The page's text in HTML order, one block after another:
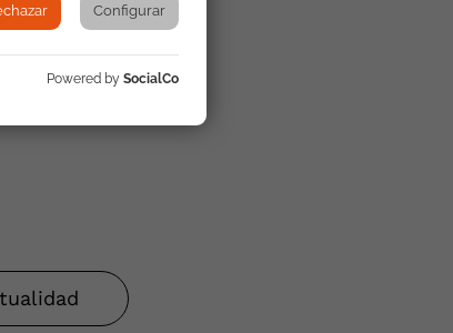
Configurar
Powered by SocialCo